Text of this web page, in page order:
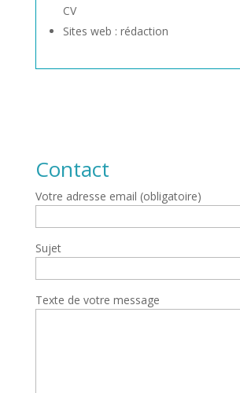
CV
Sites web : rédaction
Contact
Votre adresse email (obligatoire)
Sujet
Texte de votre message